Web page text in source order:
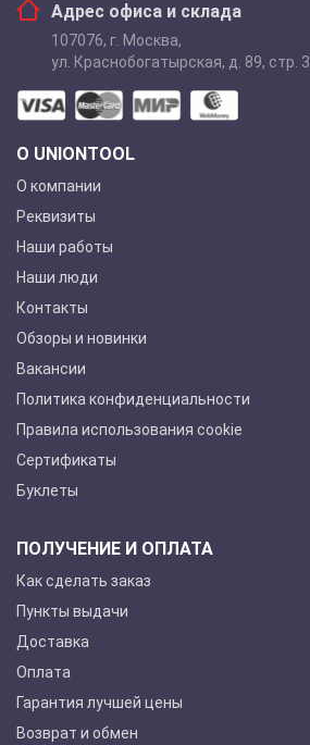
Адрес офиса и склада
107076, г. Москва,
ул. Краснобогатырская, д. 89, стр. 3
О UNIONTOOL
О компании
Реквизиты
Наши работы
Наши люди
Контакты
Обзоры и новинки
Вакансии
Политика конфиденциальности
Правила использования cookie
Сертификаты
Буклеты
ПОЛУЧЕНИЕ И ОПЛАТА
Как сделать заказ
Пункты выдачи
Доставка
Оплата
Гарантия лучшей цены
Возврат и обмен